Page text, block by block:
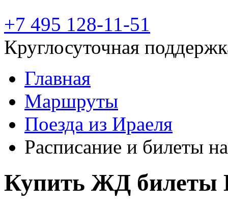
+7 495 128-11-51
Круглосуточная
Главная
Маршруты
Поезда из Ираеля
Расписание и билеты
Купить ЖД билеты